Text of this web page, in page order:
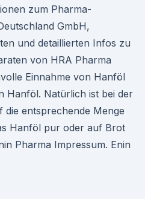
zum Pharma-
GmbH,
und detaillierten Infos zu
von HRA Pharma
Einnahme von Hanföl
Hanföl. Natürlich ist bei der
entsprechende Menge
Hanföl pur oder auf Brot
Pharma Impressum. Enin